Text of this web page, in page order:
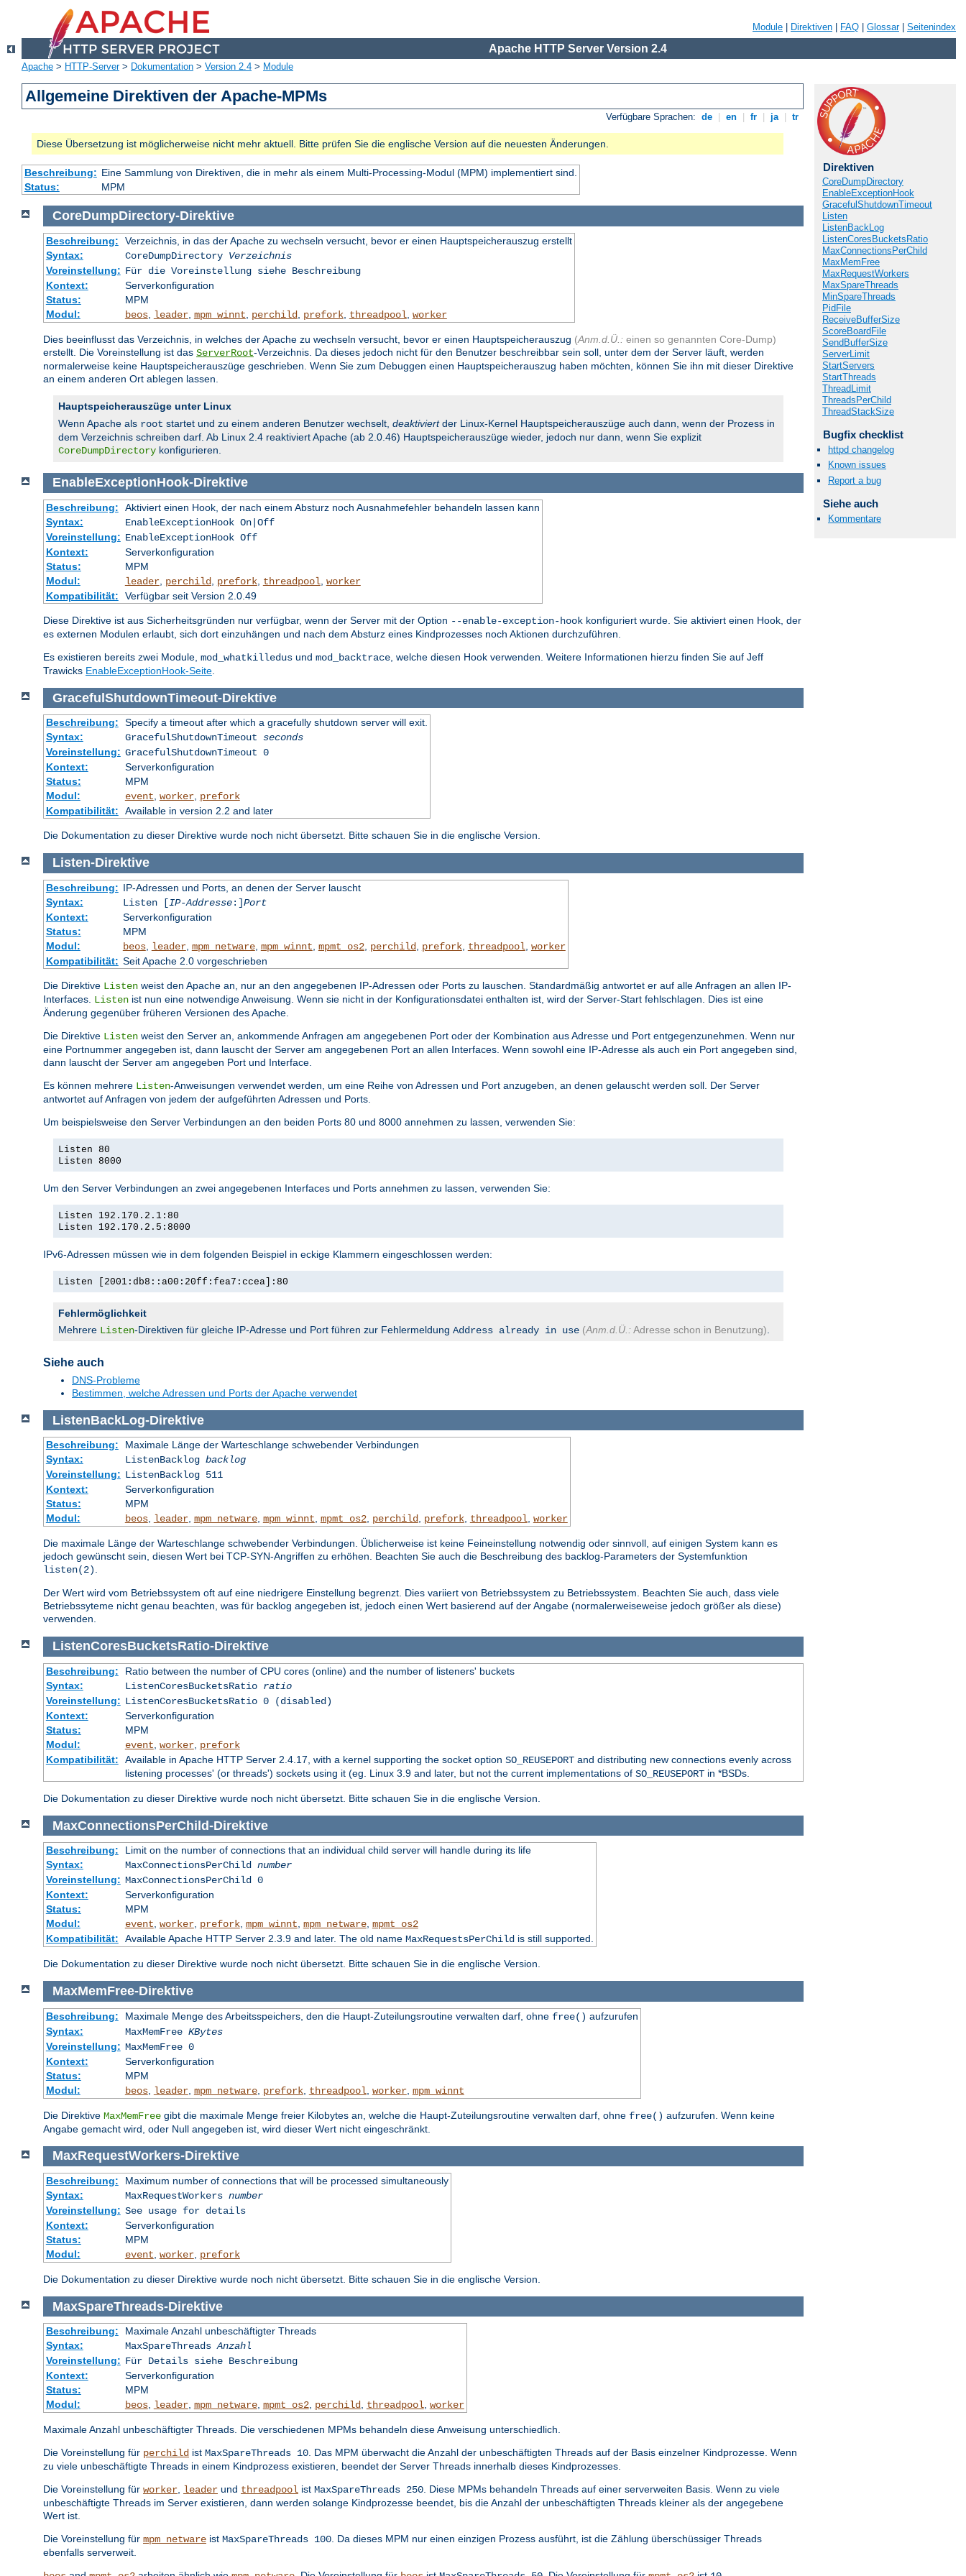
Module Direktiven FAQ Glossar| Seitenindex
Apache HTTP Server Version 2.4
Apache > HTTP-Server> Dokumentation > Version 2.4 > Module
Allgemeine Direktiven der Apache-MPMs
Verfügbare Sprachen: de en fr ja tr
Diese Übersetzung ist möglicherweise nicht mehr aktuell. Bitte prüfen Sie die englische Version auf die neuesten Änderungen.
Beschreibung: Eine Sammlung von Direktiven, die in mehr als einem Multi-Processing-Modul (MPM) implementiert sind.
Status:
MPM
Direktiven
CoreDumpDirectory
EnableExceptionHook
GracefulShutdownTimeout
Listen
ListenBackLog
ListenCoresBucketsRatio
MaxConnectionsPerChild
MaxMemFree
MaxRequestWorkers
MaxSpareThreads
MinSpareThreads
PidFile
ReceiveBufferSize
ScoreBoardFile
SendBufferSize
ServerLimit
StartServers
StartThreads
ThreadLimit
ThreadsPerChild
ThreadStackSize
Bugfix checklist
httpd changelog
Known issues
Report a bug
Siehe auch
Kommentare
CoreDumpDirectory-Direktive
Beschreibung:
Verzeichnis, in das der Apache zu wechseln versucht, bevor er einen Hauptspeicherauszug erstellt
Syntax:
CoreDumpDirectory Verzeichnis
Voreinstellung: Für die Voreinstellung siehe Beschreibung
Kontext:
Serverkonfiguration
Status:
MPM
Modul:
beos, leader, mpm_winnt perchild, prefork, threadpool worker
Dies beeinflusst das Verzeichnis, in welches der Apache zu wechseln versucht, bevor er einen Hauptspeicherauszug (Anm.d.Ü.: einen so genannten Core-Dump)
erstellt. Die Voreinstellung ist das ServerRoot-Verzeichnis. Da dieses jedoch nicht für den Benutzer beschreibbar sein soll, unter dem der Server läuft, werden
normalerweise keine Hauptspeicherauszüge geschrieben. Wenn Sie zum Debuggen einen Hauptspeicherauszug haben möchten, können Sie ihn mit dieser Direktive
an einem anderen Ort ablegen lassen.
Hauptspeicherauszüge unter Linux
Wenn Apache als root startet und zu einem anderen Benutzer wechselt, deaktiviertder Linux-Kernel Hauptspeicherauszüge auch dann, wenn der Prozess in
dem Verzeichnis schreiben darf. Ab Linux 2.4 reaktiviert Apache (ab 2.0.46) Hauptspeicherauszüge wieder, jedoch nur dann, wenn Sie explizit
CoreDumpDirectory konfigurieren.
EnableExceptionHook-Direktive
Beschreibung:
Aktiviert einen Hook, der nach einem Absturz noch Ausnahmefehler behandeln lassen kann
Syntax:
EnableExceptionHook On|Off
Voreinstellung: EnableExceptionHook Off
Kontext:
Serverkonfiguration
Status:
MPM
Modul:
leader, perchild, prefork, threadpool worker
Kompatibilität:
Verfügbar seit Version 2.0.49
Diese Direktive ist aus Sicherheitsgründen nur verfügbar, wenn der Server mit der Option --enable-exception-hook konfiguriert wurde. Sie aktiviert einen Hook, der
es externen Modulen erlaubt, sich dort einzuhängen und nach dem Absturz eines Kindprozesses noch Aktionen durchzuführen.
Es existieren bereits zwei Module, mod_whatkilledus und mod_backtrace , welche diesen Hook verwenden. Weitere Informationen hierzu finden Sie auf Jeff
Trawicks EnableExceptionHook-Seite
GracefulShutdownTimeout-Direktive
Beschreibung:
Specify a timeout after which a gracefully shutdown server will exit.
Syntax:
GracefulShutdownTimeout seconds
Voreinstellung: GracefulShutdownTimeout 0
Kontext:
Serverkonfiguration
Status:
MPM
Modul:
event, worker, prefork
Kompatibilität:
Available in version 2.2 and later
Die Dokumentation zu dieser Direktive wurde noch nicht übersetzt. Bitte schauen Sie in die englische Version.
Listen-Direktive
Beschreibung: IP-Adressen und Ports, an denen der Server lauscht
Syntax:
Listen [IP-Addresse:]Port
Kontext:
Serverkonfiguration
Status:
MPM
Modul:
beos, leader, mpm_netware, mpm_winnt mpmt_os2, perchild, prefork, threadpool worker
Kompatibilität: Seit Apache 2.0 vorgeschrieben
Die Direktive Listen weist den Apache an, nur an den angegebenen IP-Adressen oder Ports zu lauschen. Standardmäßig antwortet er auf alle Anfragen an allen IP-
Interfaces. Listen ist nun eine notwendige Anweisung. Wenn sie nicht in der Konfigurationsdatei enthalten ist, wird der Server-Start fehlschlagen. Dies ist eine
Änderung gegenüber früheren Versionen des Apache.
Die Direktive Listen weist den Server an, ankommende Anfragen am angegebenen Port oder der Kombination aus Adresse und Port entgegenzunehmen. Wenn nur
eine Portnummer angegeben ist, dann lauscht der Server am angegebenen Port an allen Interfaces. Wenn sowohl eine IP-Adresse als auch ein Port angegeben sind,
dann lauscht der Server am angegeben Port und Interface.
Es können mehrere Listen-Anweisungen verwendet werden, um eine Reihe von Adressen und Port anzugeben, an denen gelauscht werden soll. Der Server
antwortet auf Anfragen von jedem der aufgeführten Adressen und Ports.
Um beispielsweise den Server Verbindungen an den beiden Ports 80 und 8000 annehmen zu lassen, verwenden Sie:
Listen 80
Listen 8000
Um den Server Verbindungen an zwei angegebenen Interfaces und Ports annehmen zu lassen, verwenden Sie:
Listen 192.170.2.1:80
Listen 192.170.2.5:8000
IPv6-Adressen müssen wie in dem folgenden Beispiel in eckige Klammern eingeschlossen werden:
Listen [2001:db8::a00:20ff:fea7:ccea]:80
Fehlermöglichkeit
Mehrere Listen-Direktiven für gleiche IP-Adresse und Port führen zur Fehlermeldung Address already in use (Anm.d.Ü.: Adresse schon in Benutzung)
Siehe auch
DNS-Probleme
Bestimmen, welche Adressen und Ports der Apache verwendet
ListenBackLog-Direktive
Beschreibung:
Maximale Länge der Warteschlange schwebender Verbindungen
Syntax:
ListenBacklog backlog
Voreinstellung: ListenBacklog 511
Kontext:
Serverkonfiguration
Status:
MPM
Modul:
beos, leader, mpm_netware, mpm_winnt, mpmt_os2, perchild, prefork, threadpool, worker
Die maximale Länge der Warteschlange schwebender Verbindungen. Üblicherweise ist keine Feineinstellung notwendig oder sinnvoll, auf einigen System kann es
jedoch gewünscht sein, diesen Wert bei TCP-SYN-Angriffen zu erhöhen. Beachten Sie auch die Beschreibung des backlog-Parameters der Systemfunktion
listen(2).
Der Wert wird vom Betriebssystem oft auf eine niedrigere Einstellung begrenzt. Dies variiert von Betriebssystem zu Betriebssystem. Beachten Sie auch, dass viele
Betriebssyteme nicht genau beachten, was für backlog angegeben ist, jedoch einen Wert basierend auf der Angabe (normalerweiseweise jedoch größer als diese)
verwenden.
ListenCoresBucketsRatio-Direktive
Beschreibung:
Ratio between the number of CPU cores (online) and the number of listeners' buckets
Syntax:
ListenCoresBucketsRatio ratio
Voreinstellung: ListenCoresBucketsRatio 0 (disabled)
Kontext:
Serverkonfiguration
Status:
MPM
Modul:
event worker, prefork
Kompatibilität:
Available in Apache HTTP Server 2.4.17, with a kernel supporting the socket option SO_REUSEPORTand distributing new connections evenly across
listening processes' (or threads') sockets using it (eg. Linux 3.9 and later, but not the current implementations of SO_REUSEPORTin *BSDs.
Die Dokumentation zu dieser Direktive wurde noch nicht übersetzt. Bitte schauen Sie in die englische Version.
MaxConnectionsPerChild-Direktive
Beschreibung:
Limit on the number of connections that an individual child server will handle during its life
Syntax:
MaxConnectionsPerChild number
Voreinstellung: MaxConnectionsPerChild 0
Kontext:
Serverkonfiguration
Status:
MPM
Modul:
event worker, prefork, mpm_winnt mpm_netware, mpmt_os2
Kompatibilität:
Available Apache HTTP Server 2.3.9 and later. The old name MaxRequestsPerChildis still supported.
Die Dokumentation zu dieser Direktive wurde noch nicht übersetzt. Bitte schauen Sie in die englische Version.
MaxMemFree-Direktive
Beschreibung: Maximale Menge des Arbeitsspeichers, den die Haupt-Zuteilungsroutine verwalten darf, ohne free() aufzurufen
Syntax:
MaxMemFree KBytes
Voreinstellung: MaxMemFree 0
Kontext:
Serverkonfiguration
Status:
MPM
Modul:
beos, leader, mpm_netware, prefork, threadpool worker, mpm_winnt
Die Direktive MaxMemFree gibt die maximale Menge freier Kilobytes an, welche die Haupt-Zuteilungsroutine verwalten darf, ohne free() aufzurufen. Wenn keine
Angabe gemacht wird, oder Null angegeben ist, wird dieser Wert nicht eingeschränkt.
MaxRequestWorkers-Direktive
Beschreibung:
Maximum number of connections that will be processed simultaneously
Syntax:
MaxRequestWorkers number
Voreinstellung: See usage for details
Kontext:
Serverkonfiguration
Status:
MPM
Modul:
event worker, prefork
Die Dokumentation zu dieser Direktive wurde noch nicht übersetzt. Bitte schauen Sie in die englische Version.
MaxSpareThreads-Direktive
Beschreibung:
Maximale Anzahl unbeschäftigter Threads
Syntax:
MaxSpareThreadsAnzahl
Voreinstellung: Für Details siehe Beschreibung
Kontext:
Serverkonfiguration
Status:
MPM
Modul:
beos, leader, mpm_netware, mpmt_os2, perchild, threadpool, worker
Maximale Anzahl unbeschäftigter Threads. Die verschiedenen MPMs behandeln diese Anweisung unterschiedlich.
Die Voreinstellung für perchild ist MaxSpareThreads 10. Das MPM überwacht die Anzahl der unbeschäftigten Threads auf der Basis einzelner Kindprozesse. Wenn
zu viele unbeschäftigte Threads in einem Kindprozess existieren, beendet der Server Threads innerhalb dieses Kindprozesses.
Die Voreinstellung für worker, leader und threadpool ist MaxSpareThreads 250. Diese MPMs behandeln Threads auf einer serverweiten Basis. Wenn zu viele
unbeschäftigte Threads im Server existieren, dann werden solange Kindprozesse beendet, bis die Anzahl der unbeschäftigten Threads kleiner als der angegebene
Wert ist.
Die Voreinstellung für mpm_netware ist MaxSpareThreads 100. Da dieses MPM nur einen einzigen Prozess ausführt, ist die Zählung überschüssiger Threads
ebenfalls serverweit.